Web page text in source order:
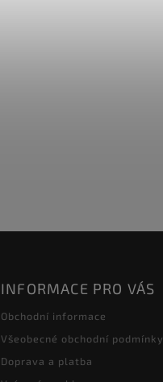
INFORMACE PRO VÁS
Obchodní informace
Všeobecné obchodní podmínky
Doprava a platba